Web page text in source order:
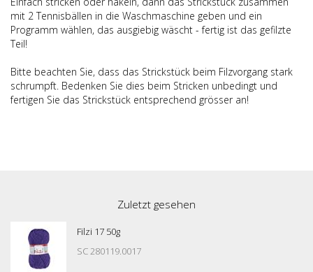
mit 2 Tennisbällen in die Waschmaschine geben und ein
Programm wählen, das ausgiebig wäscht - fertig ist das gefilzte
Teil!
Bitte beachten Sie, dass das Strickstück beim Filzvorgang stark
schrumpft. Bedenken Sie dies beim Stricken unbedingt und
fertigen Sie das Strickstück entsprechend grösser an!
Zuletzt gesehen
Filzi 17 50g
SC 280119.0017